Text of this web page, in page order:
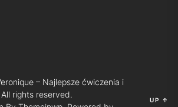
– Najlepsze ćwiczenia i
All rights reserved.
UP ↑